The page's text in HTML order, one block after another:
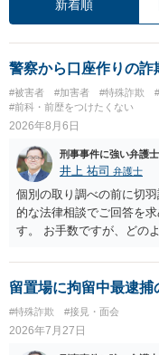
新着順
警察から口座作りの詐
#被害者 #加害者 #特殊詐欺
#前科・前歴をつけたくない
2026年8月6日
刑事事件に強い弁護士
井上 祐司 弁護士
個別の取り調べの前に切
的な法律相談でご回答を
す。 お手数ですが、どの
の程度だと聞いているの
相談を受けられたうえで
一般論でいえば、任意取
り調べ内容を録音すること
留置場に拘留中最逮
#特殊詐欺 #接見・面会
2026年7月27日